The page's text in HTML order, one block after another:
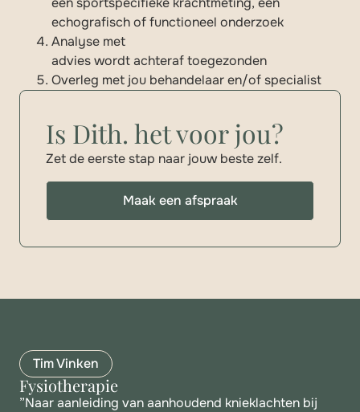
echografisch of functioneel onderzoek
Analyse met
advies wordt achteraf toegezonden
Overleg met jou behandelaar en/of specialist
Is Dith. het voor jou?
Zet de eerste stap naar jouw beste zelf.
Maak een afspraak
Tim Vinken
Fysiotherapie
”Naar aanleiding van aanhoudend knieklachten bij